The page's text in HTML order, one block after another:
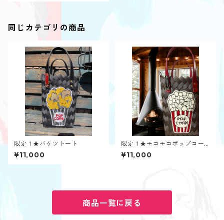
同じカテゴリの商品
限定１★バケツトート
¥11,000
限定１★モコモコポップコー
ン‎
¥11,000
商品一覧に戻る